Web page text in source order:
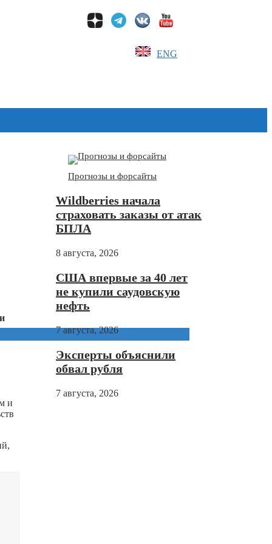
ENG
и
Прогнозы и форсайты
Wildberries начала
страховать заказы от атак
БПЛА
8 августа, 2026
США впервые за 40 лет
не купили саудовскую
нефть
7 августа, 2026
Эксперты объяснили
обвал рубля
7 августа, 2026